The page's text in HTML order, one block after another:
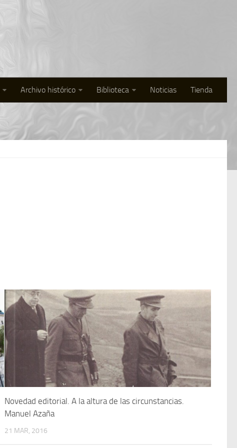
Archivo histórico Biblioteca Noticias Tienda
Novedad editorial. A la altura de las circunstancias.
Manuel Azaña
21 MAR, 2016